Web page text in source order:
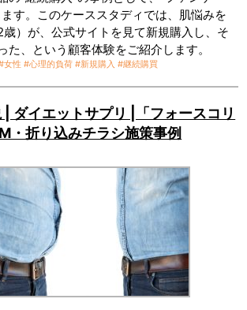
す。このケーススタディでは、肌悩みを
）が、公式サイトを見て新規購入し、そ
た、という顧客体験をご紹介します。
女性 #心理的負荷 #新規購入 #継続購買
| ダイエットサプリ |「フォースコリ
・折り込みチラシ施策事例